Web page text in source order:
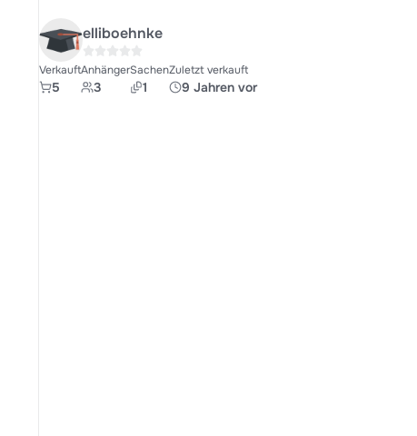
elliboehnke
Verkauft
5
Anhänger
3
Sachen
1
Zuletzt verkauft
9 Jahren vor